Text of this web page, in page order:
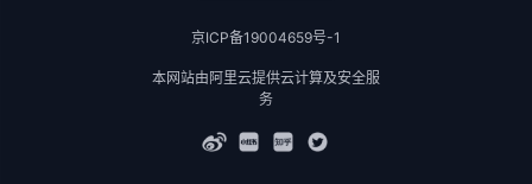
京ICP备19004659号-1
本网站由阿里云提供云计算及安全服
务